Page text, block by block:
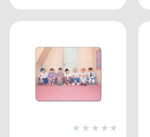
★
★
★
★
★